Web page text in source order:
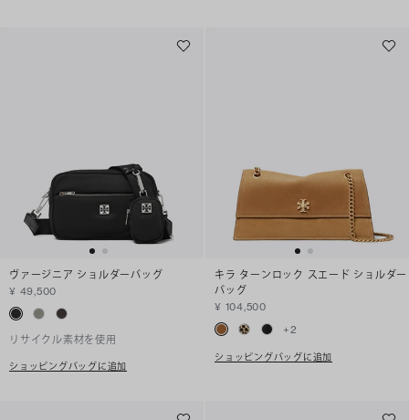
ヴァージニア ショルダーバッグ
¥ 49,500
リサイクル素材を使用
ショッピングバッグに追加
キラ ターンロック スエード ショルダー
バッグ
¥ 104,500
+2
ショッピングバッグに追加